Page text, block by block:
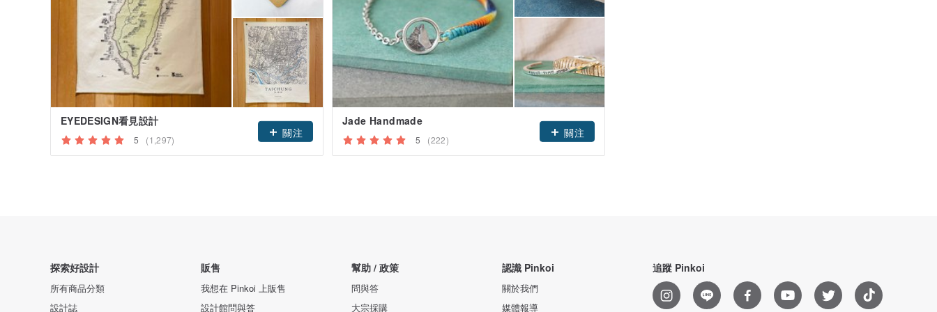
EYEDESIGN看見設計
5 (1,297)
關注
Jade Handmade
5 (222)
關注
探索好設計
所有商品分類
設計誌
販售
我想在 Pinkoi 上販售
設計館問與答
幫助 / 政策
問與答
大宗採購
認識 Pinkoi
關於我們
媒體報導
追蹤 Pinkoi